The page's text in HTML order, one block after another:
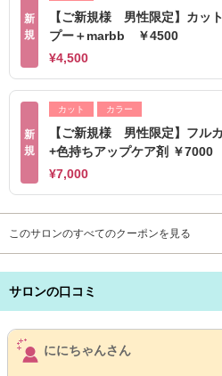
新
規
【ご新規様 男性限定】カッ
プー＋marbb ￥4500
¥4,500
新
規
カット カラー
【ご新規様 男性限定】フル
+色持ちアップケア剤 ￥7000
¥7,000
このサロンのすべてのクーポンを見る
サロンの口コミ
サロンPick Up
ににちゃんさん